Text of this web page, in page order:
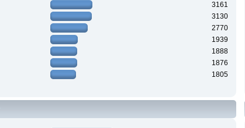
3161
3130
2770
1939
1888
1876
1805